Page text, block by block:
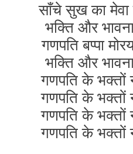
साँचे सुख का
भक्ति और
गणपति बप्पा
भक्ति और
गणपति के भक्तों
गणपति के भक्तों
गणपति के भक्तों
गणपति के भक्तों